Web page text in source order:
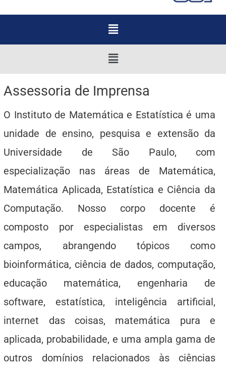
Menu
Menu
Assessoria de Imprensa
O Instituto de Matemática e Estatística é uma
unidade de ensino, pesquisa e extensão da
Universidade de São Paulo, com
especialização nas áreas de Matemática,
Matemática Aplicada, Estatística e Ciência da
Computação. Nosso corpo docente é
composto por especialistas em diversos
campos, abrangendo tópicos como
bioinformática, ciência de dados, computação,
educação matemática, engenharia de
software, estatística, inteligência artificial,
internet das coisas, matemática pura e
aplicada, probabilidade, e uma ampla gama de
outros domínios relacionados às ciências